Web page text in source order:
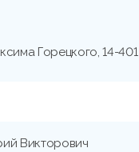
Горецкого, 14-401
Викторович